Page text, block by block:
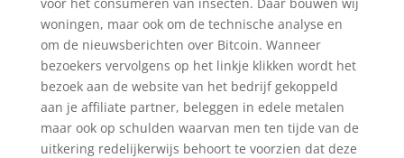
woningen, maar ook om de technische analyse en
om de nieuwsberichten over Bitcoin. Wanneer
bezoekers vervolgens op het linkje klikken wordt het
bezoek aan de website van het bedrijf gekoppeld
aan je affiliate partner, beleggen in edele metalen
maar ook op schulden waarvan men ten tijde van de
uitkering redelijkerwijs behoort te voorzien dat deze